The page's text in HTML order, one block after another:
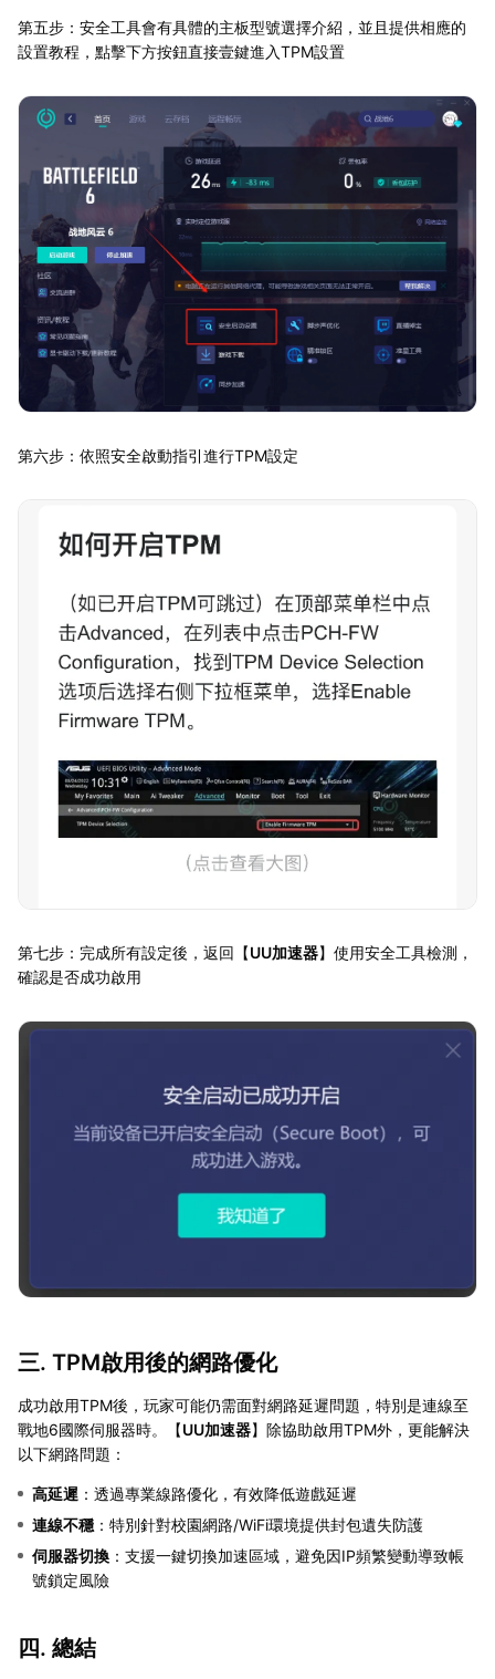
第五步：安全工具會有具體的主板型號選擇介紹，並且提供相應的
設置教程，點擊下方按鈕直接壹鍵進入TPM設置
第六步：依照安全啟動指引進行TPM設定
第七步：完成所有設定後，返回【UU加速器】使用安全工具檢測，
確認是否成功啟用
三. TPM啟用後的網路優化
成功啟用TPM後，玩家可能仍需面對網路延遲問題，特別是連線至
戰地6國際伺服器時。【UU加速器】除協助啟用TPM外，更能解決
以下網路問題：
高延遲 ：透過專業線路優化，有效降低遊戲延遲
連線不穩 ：特別針對校園網路/WiFi環境提供封包遺失防護
伺服器切換 ：支援一鍵切換加速區域，避免因IP頻繁變動導致帳
號鎖定風險
四. 總結